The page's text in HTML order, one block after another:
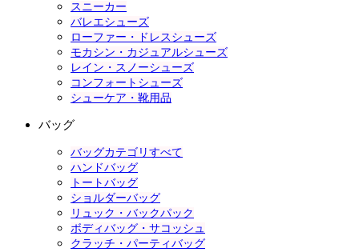
スニーカー
バレエシューズ
ローファー・ドレスシューズ
モカシン・カジュアルシューズ
レイン・スノーシューズ
コンフォートシューズ
シューケア・靴用品
バッグ
バッグカテゴリすべて
ハンドバッグ
トートバッグ
ショルダーバッグ
リュック・バックパック
ボディバッグ・サコッシュ
クラッチ・パーティバッグ